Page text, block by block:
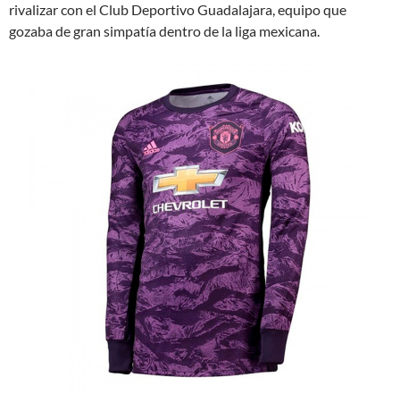
rivalizar con el Club Deportivo Guadalajara, equipo que
gozaba de gran simpatía dentro de la liga mexicana.